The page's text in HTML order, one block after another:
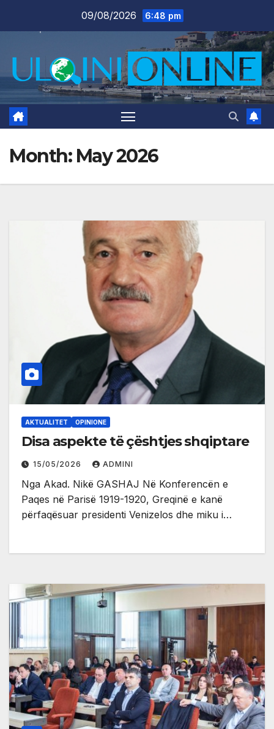
09/08/2026 6:48 pm
Month: May 2026
AKTUALITET OPINIONE
Disa aspekte të çështjes shqiptare
15/05/2026 ADMINI
Nga Akad. Nikë GASHAJ Në Konferencën e
Paqes në Parisë 1919-1920, Greqinë e kanë
përfaqësuar presidenti Venizelos dhe miku i…